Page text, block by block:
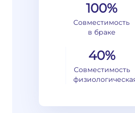
100%
Совместимость
в браке
40%
Совместимость